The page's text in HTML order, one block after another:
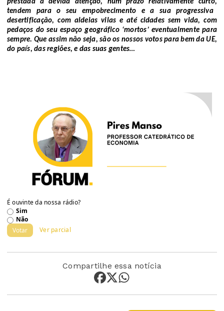
prestada a devida atenção,
num prazo relativamente curto,
tendem parao seu empobrecimento ea sua progressiva
desertificação, com aldeiasvilas e até cidades sem vida, com
pedaços do seu espaçogeográfico ‘mortos’eventualmente para
sempre. Que assim não seja, são os nossos votos para bem da UE,
do país, das regiões, e das suas gentes…
É ouvinte da nossa rádio?
Sim
Não
Votar
Ver parcial
Compartilhe essa notícia